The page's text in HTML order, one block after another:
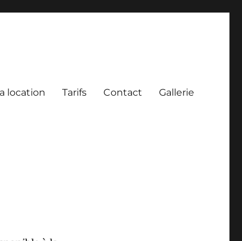
location Tarifs Contact Gallerie